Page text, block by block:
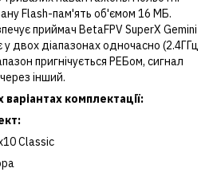
Flash-пам'ять об'ємом 16 МБ.
приймач BetaFPV SuperX Gemini
у двох діапазонах одночасно (2.4ГГц
пригнічується РЕБом, сигнал
інший.
комплектації:
Classic